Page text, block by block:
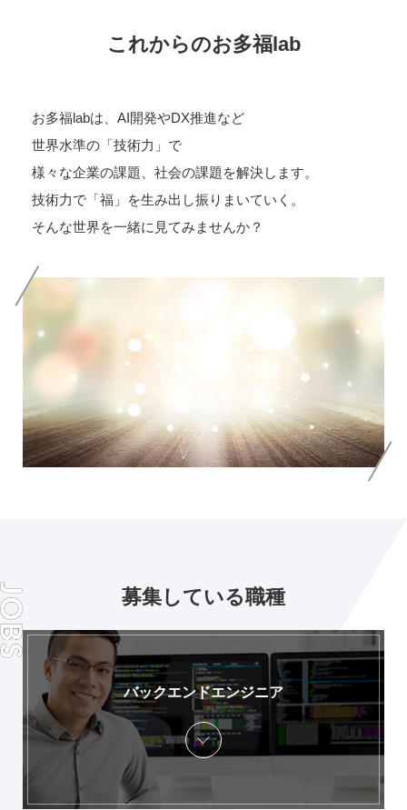
これからのお多福lab
お多福labは、AI開発やDX推進など
世界水準の「技術力」で
様々な企業の課題、社会の課題を解決します。
技術力で「福」を生み出し振りまいていく。
そんな世界を一緒に見てみませんか？
募集している職種
バックエンドエンジニア